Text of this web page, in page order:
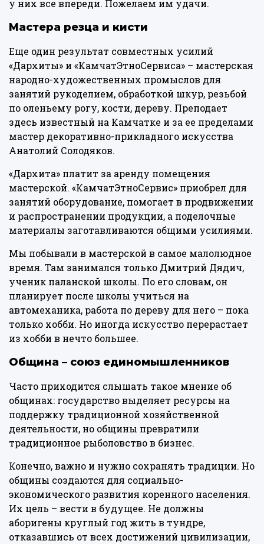
у них все впереди. Пожелаем им удачи.
Мастера резца и кисти
Еще один результат совместных усилий
«Дархиты» и «КамчатЭтноСервиса» – мастерская
народно-художественных промыслов для
занятий рукоделием, обработкой шкур, резьбой
по оленьему рогу, кости, дереву. Преподает
здесь известный на Камчатке и за ее пределами
мастер декоративно-прикладного искусства
Анатолий Солодяков.
«Дархита» платит за аренду помещения
мастерской. «КамчатЭтноСервис» приобрел для
занятий оборудование, помогает в продвижении
и распространении продукции, а поделочные
материалы заготавливаются общими усилиями.
Мы побывали в мастерской в самое малолюдное
время. Там занимался только Дмитрий Дядич,
ученик паланской школы. По его словам, он
планирует после школы учиться на
автомеханика, работа по дереву для него – пока
только хобби. Но иногда искусство перерастает
из хобби в нечто большее.
Община – союз единомышленников
Часто приходится слышать такое мнение об
общинах: государство выделяет ресурсы на
поддержку традиционной хозяйственной
деятельности, но общины превратили
традиционное рыболовство в бизнес.
Конечно, важно и нужно сохранять традиции. Но
общины создаются для социально-
экономического развития коренного населения.
Их цель – вести в будущее. Не должны
аборигены круглый год жить в тундре,
отказавшись от всех достижений цивилизации,